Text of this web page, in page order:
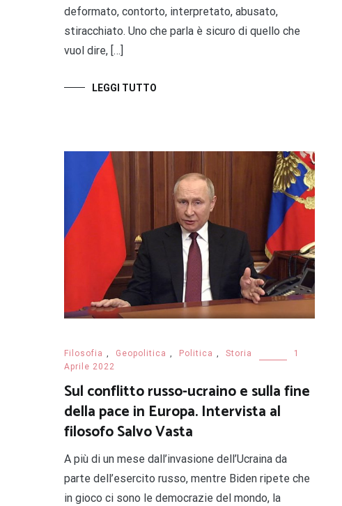
deformato, contorto, interpretato, abusato,
stiracchiato. Uno che parla è sicuro di quello che
vuol dire, […]
LEGGI TUTTO
Filosofia , Geopolitica , Politica , Storia
1
Aprile 2022
Sul conflitto russo-ucraino e sulla fine
della pace in Europa. Intervista al
filosofo Salvo Vasta
A più di un mese dall’invasione dell’Ucraina da
parte dell’esercito russo, mentre Biden ripete che
in gioco ci sono le democrazie del mondo, la